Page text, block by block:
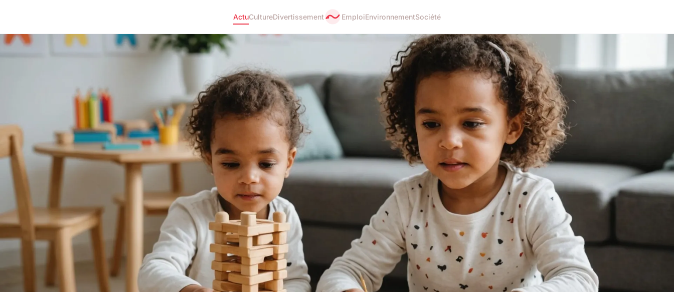
ActuCultureDivertissement EmploiEnvironnementSociété